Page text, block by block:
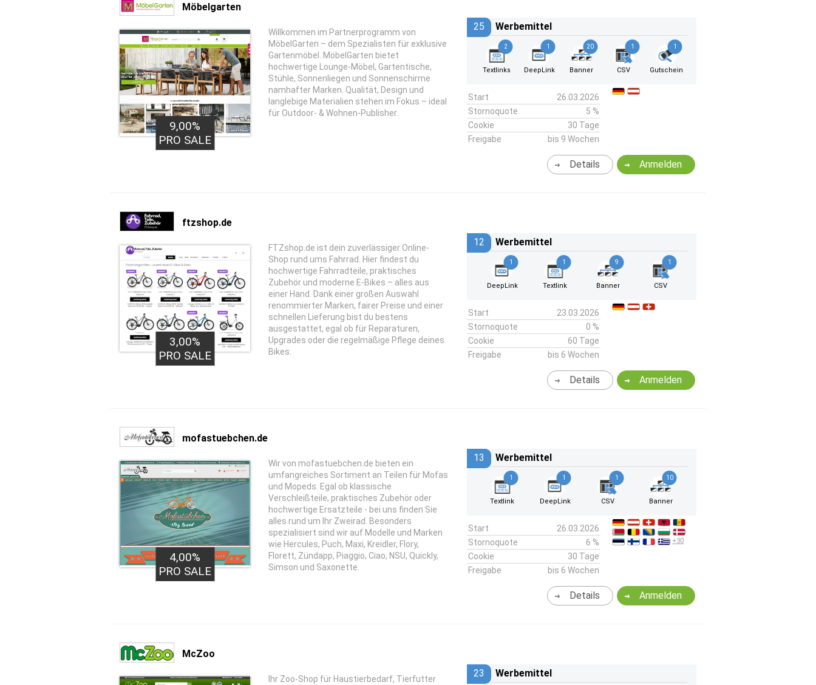
Möbelgarten
9,00%
PRO SALE
Willkommen im Partnerprogramm von
MöbelGarten – dem Spezialisten für exklusive
Gartenmöbel. MöbelGarten bietet
hochwertige Lounge‑Möbel, Gartentische,
Stühle, Sonnenliegen und Sonnenschirme
namhafter Marken. Qualität, Design und
langlebige Materialien stehen im Fokus – ideal
für Outdoor‑ & Wohnen‑Publisher.
25 Werbemittel
2
Textlinks
1
DeepLink
20
Banner
1
CSV
1
Gutschein
Start
26.03.2026
Stornoquote
5 %
Cookie
30 Tage
Freigabe
bis 9 Wochen
Anmelden
Details
ftzshop.de
3,00%
PRO SALE
FTZshop.de ist dein zuverlässiger Online-
Shop rund ums Fahrrad. Hier findest du
hochwertige Fahrradteile, praktisches
Zubehör und moderne E-Bikes – alles aus
einer Hand. Dank einer großen Auswahl
renommierter Marken, fairer Preise und einer
schnellen Lieferung bist du bestens
ausgestattet, egal ob für Reparaturen,
Upgrades oder die regelmäßige Pflege deines
Bikes.
12 Werbemittel
1
DeepLink
1
Textlink
9
Banner
1
CSV
Start
23.03.2026
Stornoquote
0 %
Cookie
60 Tage
Freigabe
bis 6 Wochen
Anmelden
Details
mofastuebchen.de
4,00%
PRO SALE
Wir von mofastuebchen.de bieten ein
umfangreiches Sortiment an Teilen für Mofas
und Mopeds. Egal ob klassische
Verschleißteile, praktisches Zubehör oder
hochwertige Ersatzteile - bei uns finden Sie
alles rund um Ihr Zweirad. Besonders
spezialisiert sind wir auf Modelle und Marken
wie Hercules, Puch, Maxi, Kreidler, Flory,
Florett, Zündapp, Piaggio, Ciao, NSU, Quickly,
Simson und Saxonette.
13 Werbemittel
1
Textlink
1
DeepLink
1
CSV
10
Banner
Start
26.03.2026
Stornoquote
6 %
Cookie
30 Tage
Freigabe
bis 6 Wochen
+30
Anmelden
Details
McZoo
Ihr Zoo-Shop für Haustierbedarf, Tierfutter
23 Werbemittel